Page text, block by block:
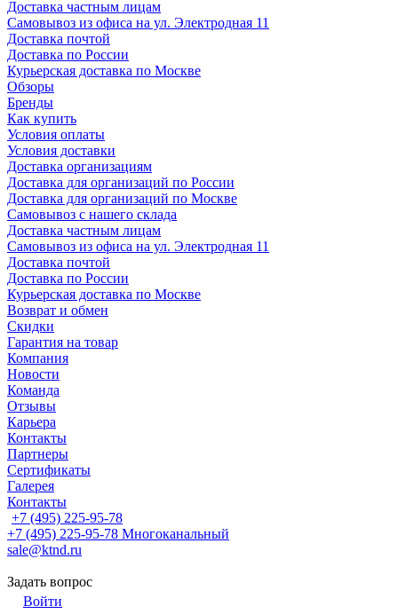
Доставка частным лицам
Самовывоз из офиса на ул. Электродная 11
Доставка почтой
Доставка по России
Курьерская доставка по Москве
Обзоры
Бренды
Как купить
Условия оплаты
Условия доставки
Доставка организациям
Доставка для организаций по России
Доставка для организаций по Москве
Самовывоз с нашего склада
Доставка частным лицам
Самовывоз из офиса на ул. Электродная 11
Доставка почтой
Доставка по России
Курьерская доставка по Москве
Возврат и обмен
Скидки
Гарантия на товар
Компания
Новости
Команда
Отзывы
Карьера
Контакты
Партнеры
Сертификаты
Галерея
Контакты
+7 (495) 225-95-78
+7 (495) 225-95-78 Многоканальный
sale@ktnd.ru
Задать вопрос
Войти